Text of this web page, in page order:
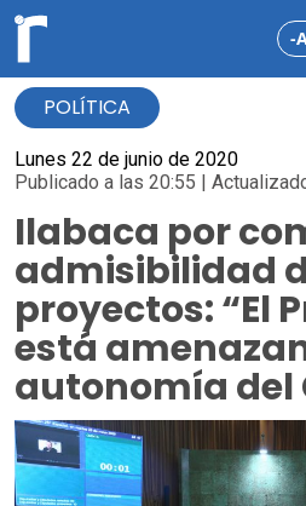
-
POLÍTICA
Lunes 22 de junio de 2020
Publicado a las 20:55 |
Ilabaca por
admisibilidad
proyectos: “El
está
autonomía del